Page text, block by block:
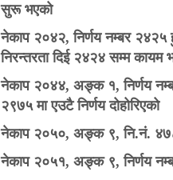
सुरू भएको
नेकाप २०४२, निर्णय नम्बर २४२५
निरन्तरता दिई २४२४ सम्म कायम
नेकाप २०४४, अङ्क १, निर्णय
२९७५ मा एउटै निर्णय दोहोरिएको
नेकाप २०५०, अङ्क ९, नि.नं.
नेकाप २०५१, अङ्क ९, निर्णय